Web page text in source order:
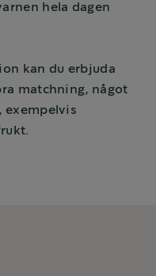
hela dagen
kan du erbjuda
matchning, något
exempelvis